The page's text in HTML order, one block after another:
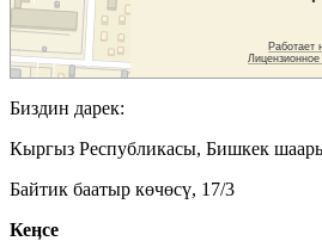
Биздин дарек:
Кыргыз Республикасы, Бишкек
Байтик баатыр көчөсү, 17/3
Кеӊсе